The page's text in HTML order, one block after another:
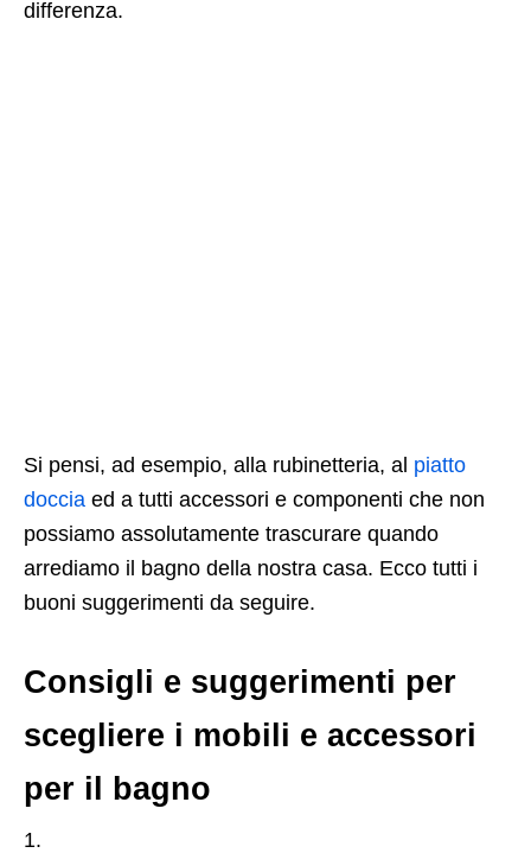
differenza.
Si pensi, ad esempio, alla rubinetteria, al piatto
doccia ed a tutti accessori e componenti che non
possiamo assolutamente trascurare quando
arrediamo il bagno della nostra casa. Ecco tutti i
buoni suggerimenti da seguire.
Consigli e suggerimenti per
scegliere i mobili e accessori
per il bagno